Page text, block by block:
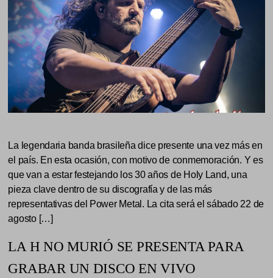
La legendaria banda brasileña dice presente una vez más en
el país. En esta ocasión, con motivo de conmemoración. Y es
que van a estar festejando los 30 años de Holy Land, una
pieza clave dentro de su discografía y de las más
representativas del Power Metal. La cita será el sábado 22 de
agosto […]
LA H NO MURIÓ SE PRESENTA PARA
GRABAR UN DISCO EN VIVO